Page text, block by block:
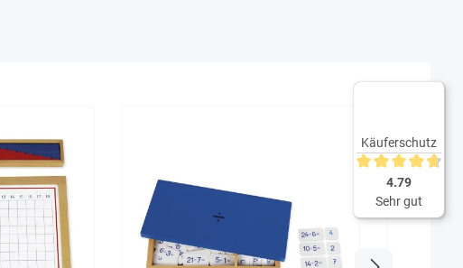
Käuferschutz
Durchschnittliche
4.79
Sehr gut